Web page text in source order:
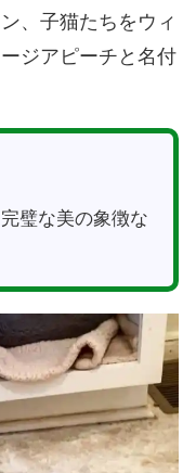
、子猫たちをウィ
ジアピーチと名付
璧な美の象徴な